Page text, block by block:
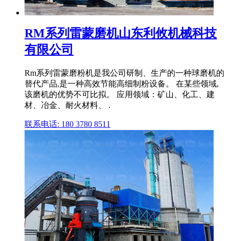
RM系列雷蒙磨机山东利攸机械科技
有限公司
Rm系列雷蒙磨粉机是我公司研制、生产的一种球磨机的
替代产品,是一种高效节能高细制粉设备。 在某些领域,
该磨机的优势不可比拟。 应用领域：矿山、化工、建
材、冶金、耐火材料、 .
联系电话: 180 3780 8511